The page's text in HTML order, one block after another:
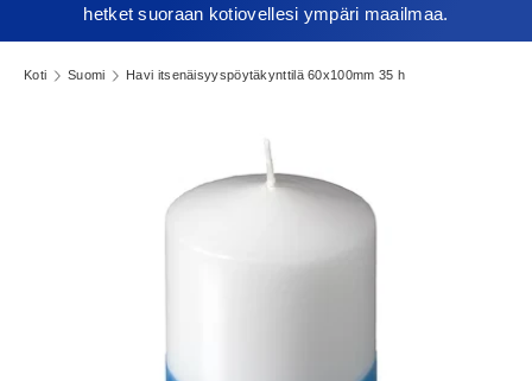
hetket suoraan kotiovellesi ympäri maailmaa.
Koti Suomi Havi itsenäisyyspöytäkynttilä 60x100mm 35 h